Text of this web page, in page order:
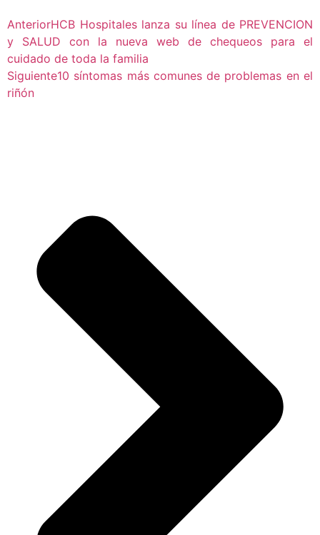
AnteriorHCB Hospitales lanza su línea de PREVENCION
y SALUD con la nueva web de chequeos para el
cuidado de toda la familia
Siguiente10 síntomas más comunes de problemas en el
riñón